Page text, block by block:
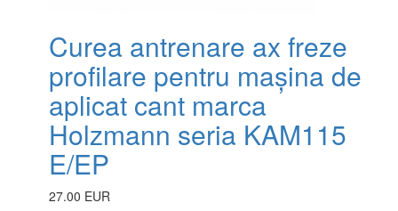
Curea antrenare ax freze
profilare pentru mașina de
aplicat cant marca
Holzmann seria KAM115
E/EP
27.00 EUR